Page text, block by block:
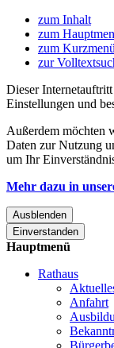
zum Inhalt
zum
zum Kurzmenü
zur
Dieser
Einstellungen und
Außerdem möchten
Daten zur Nutzung
um Ihr
Mehr dazu in
Ausblenden
Einverstanden
Hauptmenü
Rathaus
Anfahrt